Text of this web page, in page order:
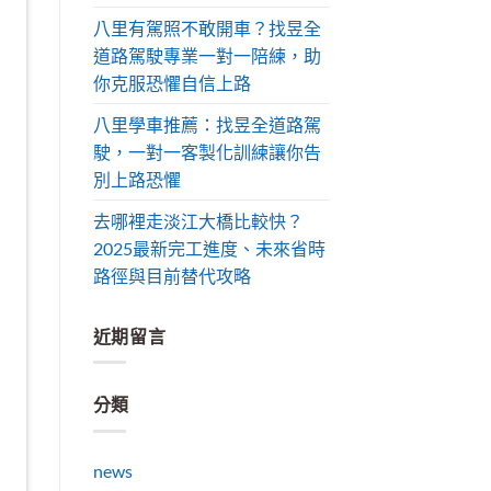
八里有駕照不敢開車？找昱全
道路駕駛專業一對一陪練，助
你克服恐懼自信上路
八里學車推薦：找昱全道路駕
駛，一對一客製化訓練讓你告
別上路恐懼
去哪裡走淡江大橋比較快？
2025最新完工進度、未來省時
路徑與目前替代攻略
近期留言
分類
news